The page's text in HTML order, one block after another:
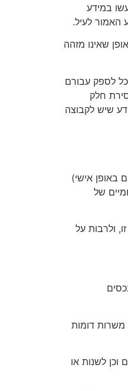
במידע
האמור לעיל.
שאינו מזהה
לספק עבורם
חלק
שיש לקבוצה
באופן אישי)
של
ולרבות על
משרות דומות
לשנות או